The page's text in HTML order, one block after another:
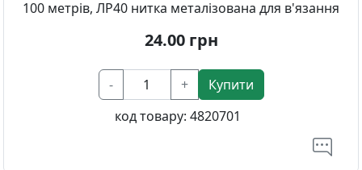
100 метрів, ЛР40 нитка металізована для в'язання
24.00грн
- +
Купити
код товару: 4820701